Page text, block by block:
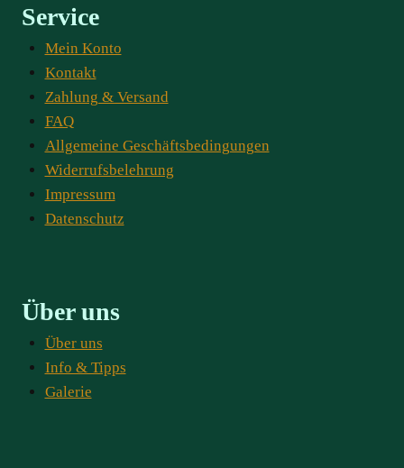
Service
Mein Konto
Kontakt
Zahlung & Versand
FAQ
Allgemeine Geschäftsbedingungen
Widerrufsbelehrung
Impressum
Datenschutz
Über uns
Über uns
Info & Tipps
Galerie